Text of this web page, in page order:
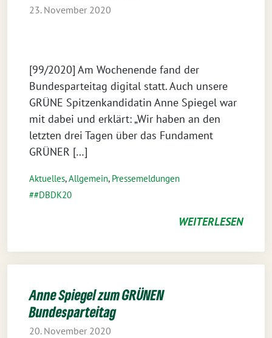
23. November 2020
[99/2020] Am Wochenende fand der
Bundesparteitag digital statt. Auch unsere
GRÜNE Spitzenkandidatin Anne Spiegel war
mit dabei und erklärt: „Wir haben an den
letzten drei Tagen über das Fundament
GRÜNER […]
Aktuelles,Allgemein, Pressemeldungen
#DBDK20
WEITERLESEN
Anne Spiegel zum GRÜNEN
Bundesparteitag
20. November 2020